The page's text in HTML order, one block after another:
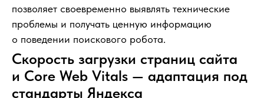
позволяет своевременно выявлять технические
проблемы и получать ценную информацию
о поведении поискового робота.
Скорость загрузки страниц сайта
и Core Web Vitals — адаптация под
стандарты Яндекса